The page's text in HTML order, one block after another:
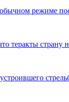
режиме
теракты страну